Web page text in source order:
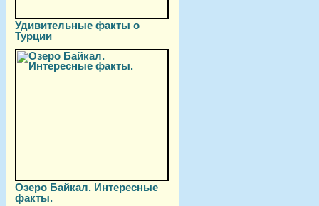
Удивительные факты о
Турции
Озеро Байкал. Интересные
факты.